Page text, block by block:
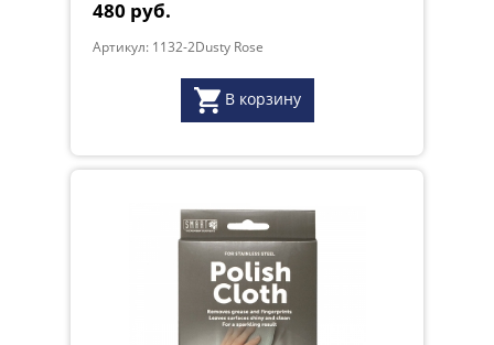
480 руб.
Артикул: 1132-2Dusty Rose
В корзину